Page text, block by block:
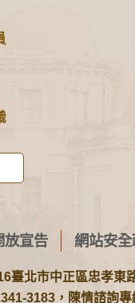
放宣告 網站安
臺北市中正區忠孝東
3183，陳情諮詢